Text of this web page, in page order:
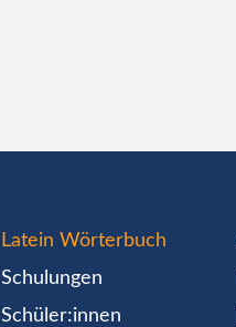
Latein Wörterbuch
Schulungen
Schüler:innen